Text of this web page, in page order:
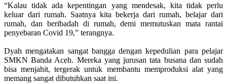
“Kalau tidak ada kepentingan yang mendesak, kita tidak perlu
keluar dari rumah. Saatnya kita bekerja dari rumah, belajar dari
rumah, dan beribadah di rumah, demi memutuskan mata rantai
penyebaran Covid 19,” terangnya.
Dyah mengatakan sangat bangga dengan kepedulian para pelajar
SMKN Banda Aceh. Mereka yang jurusan tata busana dan sudah
bisa menjahit, tergerak untuk membantu memproduksi alat yang
memang sangat dibutuhkan saat ini.